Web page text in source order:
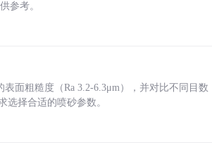
参考。
面粗糙度（Ra 3.2-6.3μm），并对比不同目数
选择合适的喷砂参数。